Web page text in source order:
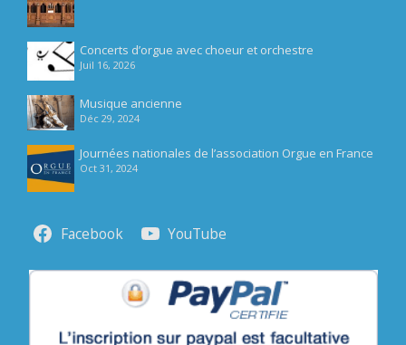
Concerts d’orgue avec choeur et orchestre
Juil 16, 2026
Musique ancienne
Déc 29, 2024
Journées nationales de l’association Orgue en France
Oct 31, 2024
Facebook YouTube